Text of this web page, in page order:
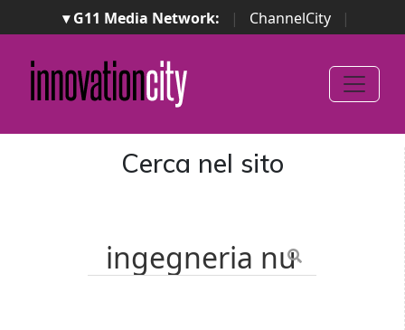
▾ G11 Media Network: | ChannelCity
|
ImpresaCity | SecurityOpenLab | Italian Channel
Awards
Italian Project Awards
Italian Security
Awards
Cerca nel sito